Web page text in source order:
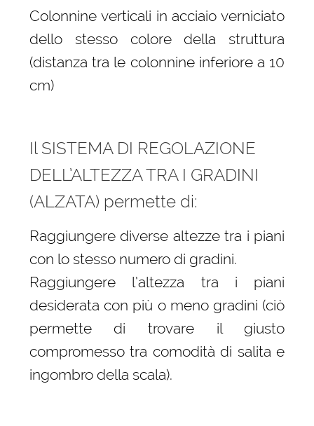
Colonnine verticali in acciaio verniciato
dello stesso colore della struttura
(distanza tra le colonnine inferiore a 10
cm)
Il SISTEMA DI REGOLAZIONE
DELL’ALTEZZA TRA I GRADINI
(ALZATA) permette di:
Raggiungere diverse altezze tra i piani
con lo stesso numero di gradini.
Raggiungere l’altezza tra i piani
desiderata con più o meno gradini (ciò
permette di trovare il giusto
compromesso tra comodità di salita e
ingombro della scala).